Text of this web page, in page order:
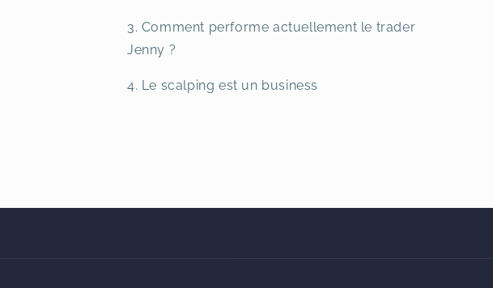
3. Comment performe actuellement le trader
Jenny ?
4. Le scalping est un business